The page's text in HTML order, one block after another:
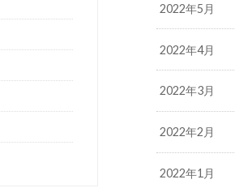
2022年5月
2022年4月
2022年3月
2022年2月
2022年1月